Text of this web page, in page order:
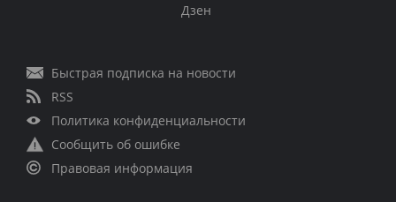
Дзен
Быстрая подписка на новости
RSS
Политика конфиденциальности
Сообщить об ошибке
Правовая информация